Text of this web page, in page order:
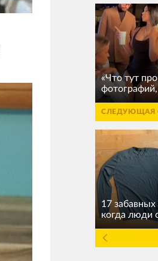
«Что тут
СЛЕДУЮЩАЯ
17
когда люди